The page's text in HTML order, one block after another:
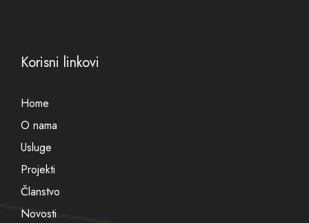
Korisni linkovi
Home
O nama
Usluge
Projekti
Članstvo
Novosti